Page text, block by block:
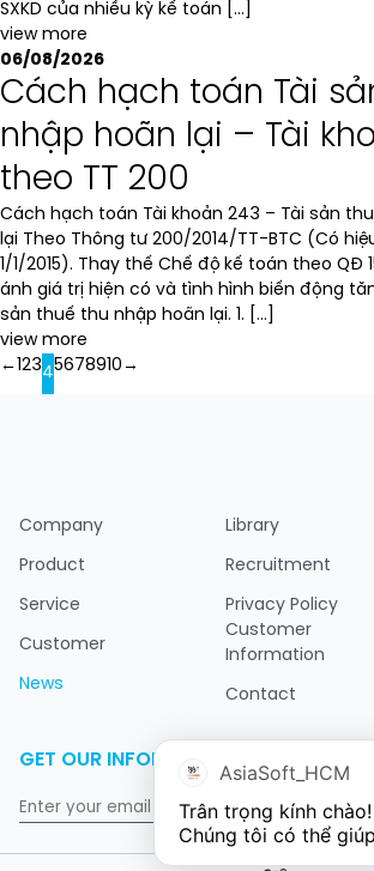
SXKD của nhiều kỳ kế toán […]
view more
06/08/2026
Cách hạch toán Tài
nhập hoãn lại – Tài
theo TT 200
Cách hạch toán Tài khoản 243 – Tài sản
lại Theo Thông tư 200/2014/TT-BTC (Có
1/1/2015). Thay thế Chế độ kế toán theo QĐ
ánh giá trị hiện có và tình hình biến động
sản thuế thu nhập hoãn lại. 1. […]
view more
← 123456 78910 →
Company
Product
Service
Customer
News
Library
Recruitment
Privacy Policy
Customer
Information
Contact
GET OUR INFORMATION
AsiaSoft_HCM
Trân trọng kính chào!
Chúng tôi có thể